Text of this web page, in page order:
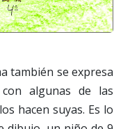
también se expresa
algunas de las
hacen suyas. Es lo